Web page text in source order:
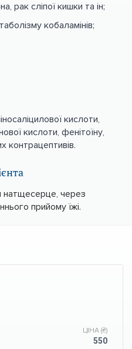
рак сліпої кишки та ін;
кобаламінів;
кислоти,
кислоти, фенітоїну,
контрацептивів.
натщесерце, через
прийому їжі.
ЦІНА (₴)
550